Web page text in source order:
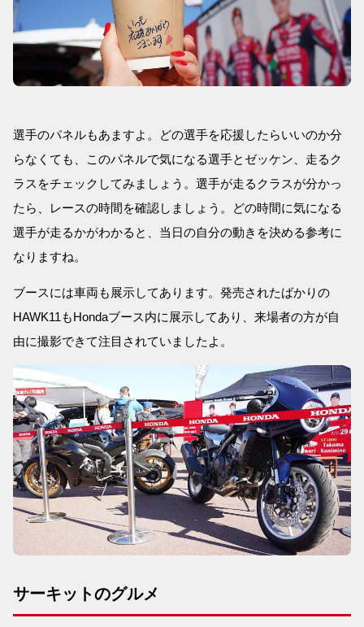
選手のパネルもあますよ。どの選手を応援したらいいのか分
らなくても、このパネルで気になる選手とゼッケン、走るク
ラスをチェックしてみましょう。選手が走るクラスが分かっ
たら、レースの時間を確認しましょう。どの時間に気になる
選手が走るかがわかると、当日の自分の動きを決める参考に
なりますね。
ブースには車両も展示してあります。発売されたばかりの
HAWK11もHondaブース内に展示してあり、来場者の方が自
由に撮影できて注目されていましたよ。
サーキットのグルメ